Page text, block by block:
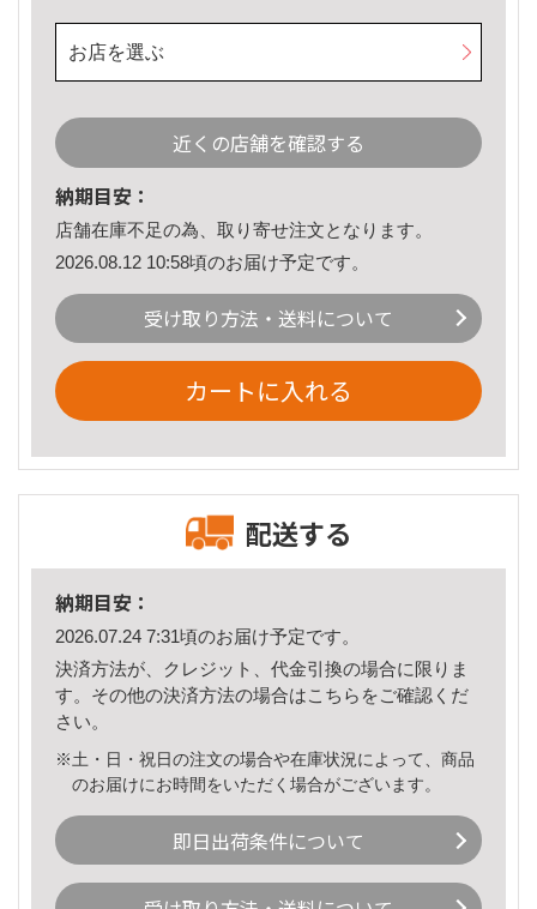
お店を選ぶ
近くの店舗を確認する
納期目安：
店舗在庫不足の為、取り寄せ注文となります。
2026.08.12 10:58頃のお届け予定です。
受け取り方法・送料について
カートに入れる
配送する
納期目安：
2026.07.24 7:31頃のお届け予定です。
決済方法が、クレジット、代金引換の場合に限りま
す。その他の決済方法の場合はこちら をご確認くだ
さい。
※土・日・祝日の注文の場合や在庫状況によって、商品
のお届けにお時間をいただく場合がございます。
即日出荷条件について